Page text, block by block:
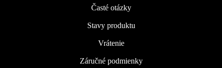
Časté otázky
Stavy produktu
Vrátenie
Záručné podmienky